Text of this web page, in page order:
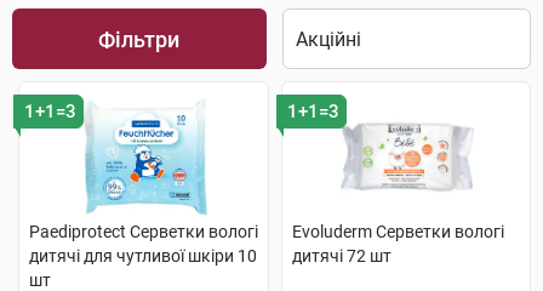
Фільтри
1+1=3
Paediprotect Серветки вологі
дитячі для чутливої шкіри 10
шт
1+1=3
Evoluderm Серветки вологі
дитячі 72 шт